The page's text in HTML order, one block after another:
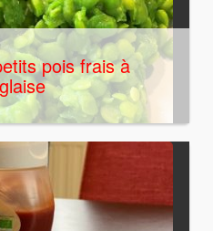
pois frais à